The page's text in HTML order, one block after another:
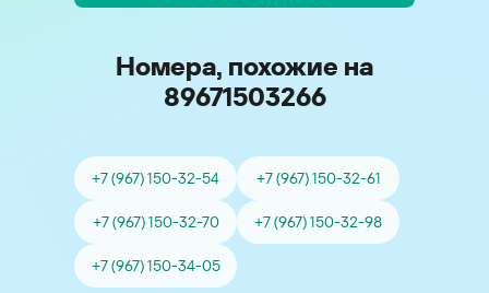
Номера, похожие на
89671503266
+7 (967) 150-32-54 +7 (967) 150-32-61
+7 (967) 150-32-70 +7 (967) 150-32-98
+7 (967) 150-34-05